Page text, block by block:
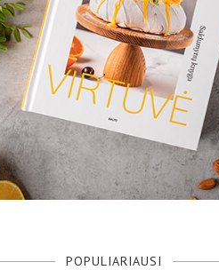
POPULIARIAUSI